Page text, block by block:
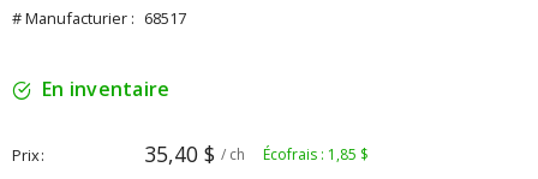
# Manufacturier : 68517
En inventaire
Prix 35,40 $ / ch Écofrais : 1,85 $